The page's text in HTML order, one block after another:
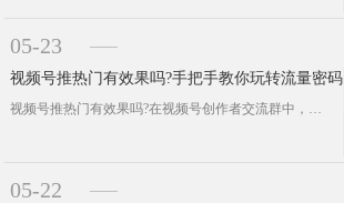
05-23
视频号推热门有效果吗?手把手教你玩转流量密码
视频号推热门有效果吗?在视频号创作者交流群中，"如何上热门"始终是高频话题。合理使用热门功能确实能显著提升···
05-22